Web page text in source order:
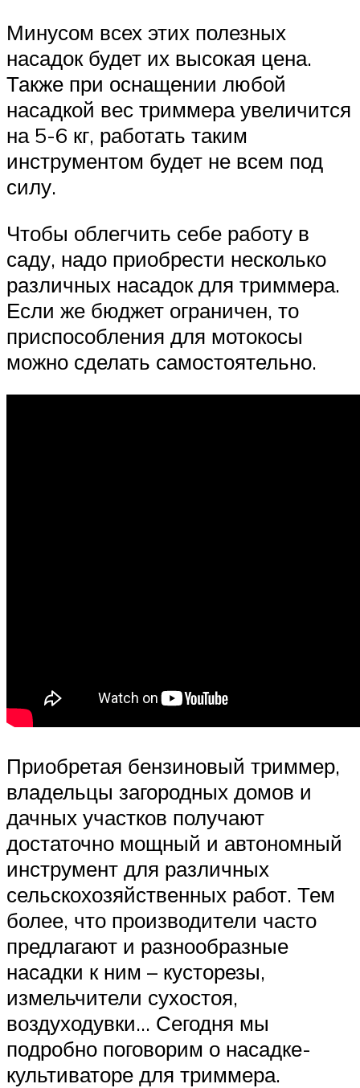
Минусом всех этих полезных
насадок будет их высокая цена.
Также при оснащении любой
насадкой вес триммера увеличится
на 5-6 кг, работать таким
инструментом будет не всем под
силу.
Чтобы облегчить себе работу в
саду, надо приобрести несколько
различных насадок для триммера.
Если же бюджет ограничен, то
приспособления для мотокосы
можно сделать самостоятельно.
Приобретая бензиновый триммер,
владельцы загородных домов и
дачных участков получают
достаточно мощный и автономный
инструмент для различных
сельскохозяйственных работ. Тем
более, что производители часто
предлагают и разнообразные
насадки к ним – кусторезы,
измельчители сухостоя,
воздуходувки… Сегодня мы
подробно поговорим о насадке-
культиваторе для триммера.